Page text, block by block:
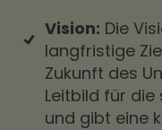
Vision: Die
langfristige
Zukunft des
Leitbild für
und gibt eine